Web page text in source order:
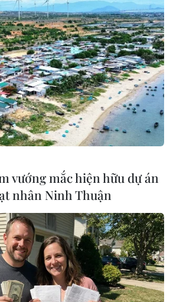
nhận Chủ tịch Interpol
bị điều tra
trên trang web của Ủy ban Giám
xử lý những vụ tham nhũng liên
Quốc, ông Mạnh Hoành Vĩ
vấn vi phạm pháp luật."
vướng mắc hiện hữu dự án
nhân Ninh Thuận